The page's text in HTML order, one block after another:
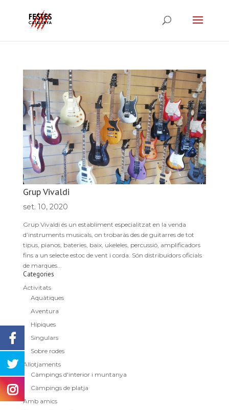
Grup Vivaldi
set. 10, 2020
Grup Vivaldi és un establiment especialitzat en la venda
d’instruments musicals, on trobaràs des de guitarres de tot
tipus, pianos, bateries, baix, ukeleles, percussió, amplificadors
fins a un selecte estoc de vent i corda. Són distribuïdors oficials
de marques...
Categories
Activitats
Aquàtiques
Aventura
Hípiques
Singulars
Sobre rodes
Allotjaments
Càmpings d'interior i muntanya
Càmpings de platja
Amb amics